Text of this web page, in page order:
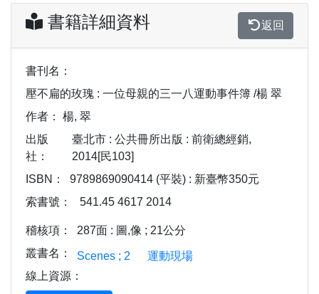
書籍詳細資料 返回
書刊名：
壓不扁的玫瑰 : 一位母親的三一八運動事件簿 /楊 翠
作者：
楊, 翠
出版
社：
臺北市 : 公共冊所出版 : 前衛總經銷,
2014[民103]
ISBN：
9789869090414 (平裝) : 新臺幣350元
索書號：
541.45 4617 2014
稽核項：
287面 : 圖,像 ; 21公分
叢書名：
Scenes ; 2
運動現場
線上資源：